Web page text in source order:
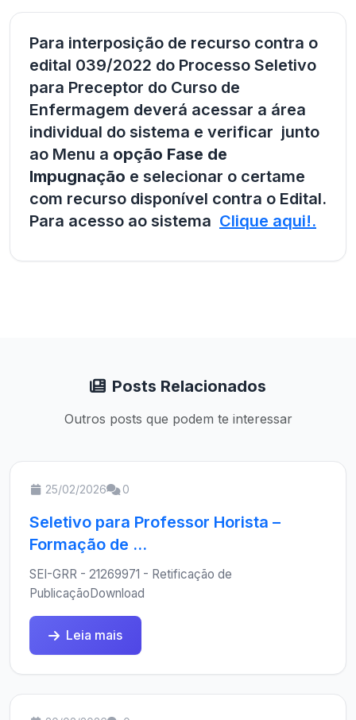
Para interposição de recurso contra o
edital 039/2022 do Processo Seletivo
para Preceptor do Curso de
Enfermagem deverá acessar a área
individual do sistema e verificar junto
ao Menu a opção Fase de
Impugnação e selecionar o certame
com recurso disponível contra o Edital.
Para acesso ao sistema Clique aqui!.
Posts Relacionados
Outros posts que podem te interessar
25/02/2026 0
Seletivo para Professor Horista –
Formação de ...
SEI-GRR - 21269971 - Retificação de
PublicaçãoDownload
Leia mais